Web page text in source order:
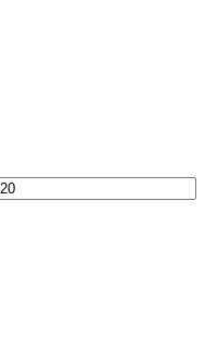
Höchstpreis